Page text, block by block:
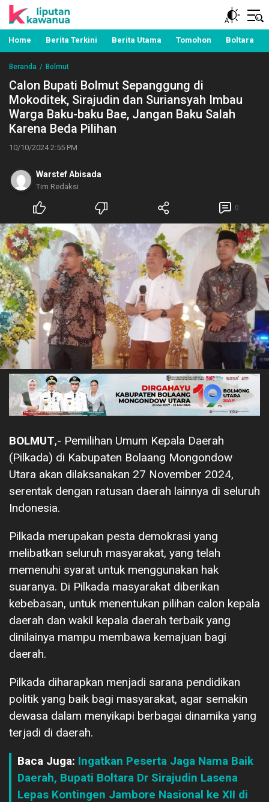
Liputan Kawanua
Berita Manado, Sulawesi Utara, Kawanua, Politik,
Pemerintahan, Hukum Kriminal dan Nasional
Home Berita Terkini Berita Utama Tomohon Boltara
Beranda Bolmut
Calon Bupati Bolmut Sepanggung di
Mokoditek, Sirajudin dan Suriansyah Imbau
Warga Baku-baku Bae, Jangan Baku Salah
Karena Beda Pilihan
10/10/2024 2:55 PM
Warstef Abisada
Tim Redaksi
0
BOLMUT,- Pemilihan Umum Kepala Daerah
(Pilkada) di Kabupaten Bolaang Mongondow
Utara akan dilaksanakan 27 November 2024,
serentak dengan ratusan daerah lainnya di seluruh
Indonesia.
Pilkada merupakan pesta demokrasi yang
melibatkan seluruh masyarakat, yang telah
memenuhi syarat untuk menggunakan hak
suaranya. Di Pilkada masyarakat diberikan
kebebasan, untuk menentukan pilihan calon kepala
daerah dan wakil kepala daerah terbaik yang
dinilainya mampu membawa kemajuan bagi
daerah.
Pilkada diharapkan menjadi sarana pendidikan
politik yang baik bagi masyarakat, agar semakin
dewasa dalam menyikapi berbagai dinamika yang
terjadi di daerah.
Baca Juga: Ingatkan Peserta Jaga Nama Baik
Daerah, Bupati Boltara Dr Sirajudin Lasena
Lepas Kontingen Jambore Nasional ke XII di